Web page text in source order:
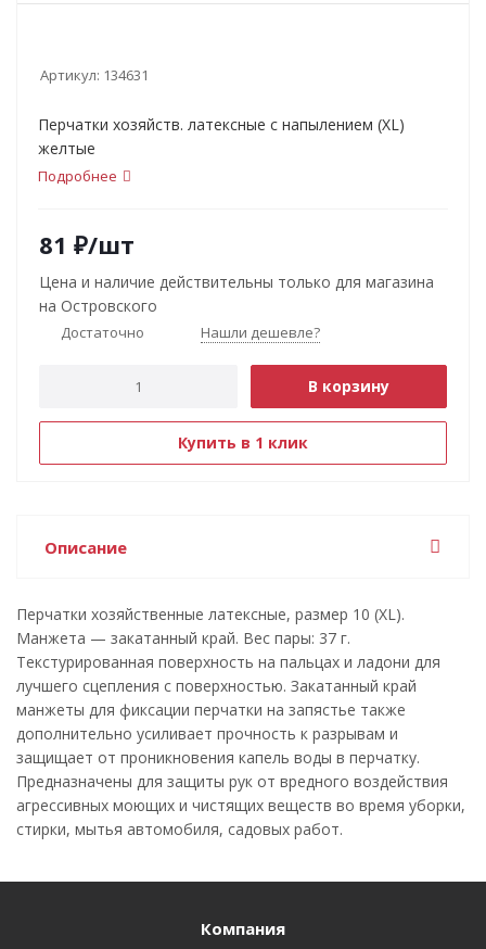
Артикул: 134631
Перчатки хозяйств. латексные с напылением (XL)
желтые
Подробнее
81 ₽/шт
Цена и наличие действительны только для магазина
на Островского
Достаточно Нашли дешевле?
В корзину
Купить в 1 клик
Описание
Перчатки хозяйственные латексные, размер 10 (XL).
Манжета — закатанный край. Вес пары: 37 г.
Текстурированная поверхность на пальцах и ладони для
лучшего сцепления с поверхностью. Закатанный край
манжеты для фиксации перчатки на запястье также
дополнительно усиливает прочность к разрывам и
защищает от проникновения капель воды в перчатку.
Предназначены для защиты рук от вредного воздействия
агрессивных моющих и чистящих веществ во время уборки,
стирки, мытья автомобиля, садовых работ.
Компания